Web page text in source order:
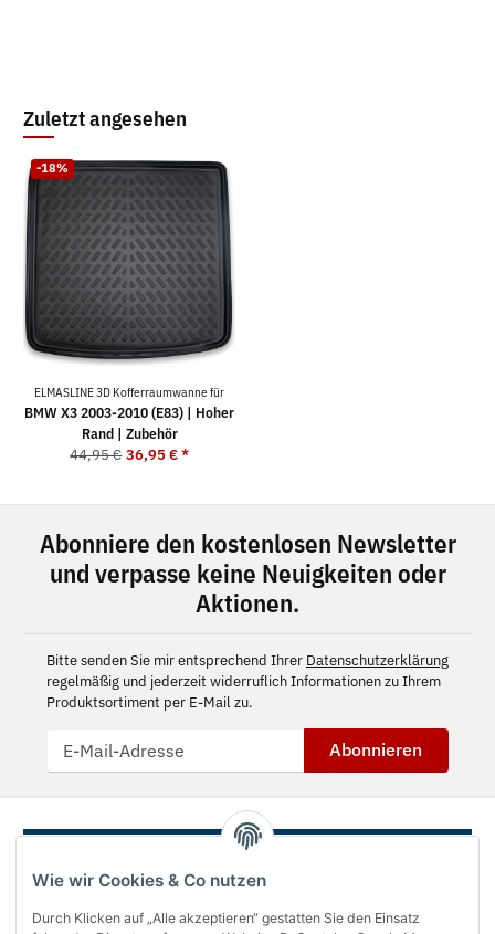
Wie wir Cookies & Co nutzen
Durch Klicken auf „Alle akzeptieren“ gestatten Sie den Einsatz
Zuletzt angesehen
-18%
ELMASLINE 3D Kofferraumwanne für
BMW X3 2003-2010 (E83) | Hoher
Rand | Zubehör
44,95 € 36,95 €*
Abonniere den kostenlosen Newsletter
und verpasse keine Neuigkeiten oder
Aktionen.
Bitte senden Sie mir entsprechend Ihrer Datenschutzerklärung
regelmäßig und jederzeit widerruflich Informationen zu Ihrem
Produktsortiment per E-Mail zu.
Abonnieren